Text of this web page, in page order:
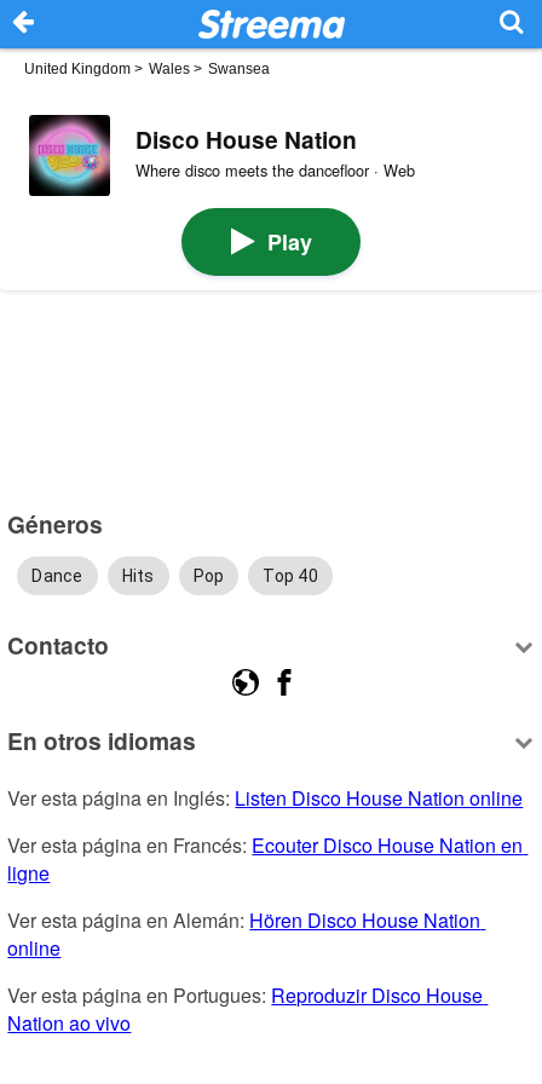
United Kingdom > Wales > Swansea
Disco House Nation
Where disco meets the dancefloor · Web
Play
Géneros
Dance Hits Pop Top 40
Contacto
En otros idiomas
Ver esta página en Inglés: Listen Disco House Nation online
Ver esta página en Francés: Ecouter Disco House Nation en
ligne
Ver esta página en Alemán: Hören Disco House Nation
online
Ver esta página en Portugues: Reproduzir Disco House
Nation ao vivo